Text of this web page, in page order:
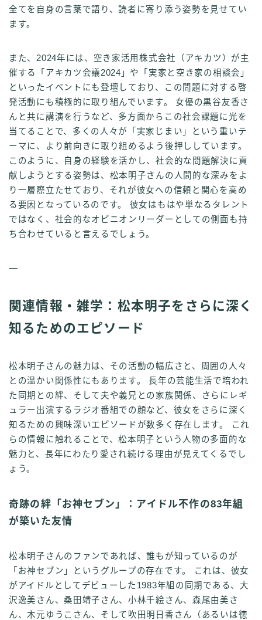
全てを自身の言葉で語り、読者に寄り添う姿勢を見せてい
ます。
また、2024年には、空き家活用株式会社（アキカツ）が主
催する「アキカツ会議2024」や「実家と空き家の相談会」
といったイベントにも登壇しており、この問題に対する啓
発活動にも積極的に取り組んでいます。 女優の黒谷友香さ
んと共に講演を行うなど、多方面からこの社会課題に光を
当てることで、多くの人々が「実家じまい」という重いテ
ーマに、より前向きに取り組めるよう後押ししています。
このように、自身の経験を活かし、社会的な問題解決に貢
献しようとする姿勢は、松本明子さんの人間的な深みをよ
り一層際立たせており、それが彼女への信頼と関心を高め
る要因となっているのです。 彼女はもはや単なるタレント
ではなく、社会的なオピニオンリーダーとしての側面も持
ち合わせていると言えるでしょう。
—
関連情報・雑学：松本明子をさらに深く
知るためのエピソード
松本明子さんの魅力は、その活動の幅広さと、周囲の人々
との温かい関係性にもあります。 長年の芸能生活で培われ
た同期との絆、そして夫や義兄との家族関係、さらにレギ
ュラー出演するラジオ番組での顔など、彼女をさらに深く
知るための興味深いエピソードが数多く存在します。 これ
らの情報に触れることで、松本明子という人物の多面的な
魅力と、長年にわたり愛され続ける理由が見えてくるでし
ょう。
奇跡の絆「お神セブン」：アイドル不作の83年組
が築いた友情
松本明子さんのファンであれば、誰もが知っているのが
「お神セブン」というグループの存在です。 これは、彼女
がアイドルとしてデビューした1983年組の同期である、大
沢逸美さん、桑田靖子さん、小林千絵さん、森尾由美さ
ん、木元ゆうこさん、そして吹田明日香さん（あるいは徳